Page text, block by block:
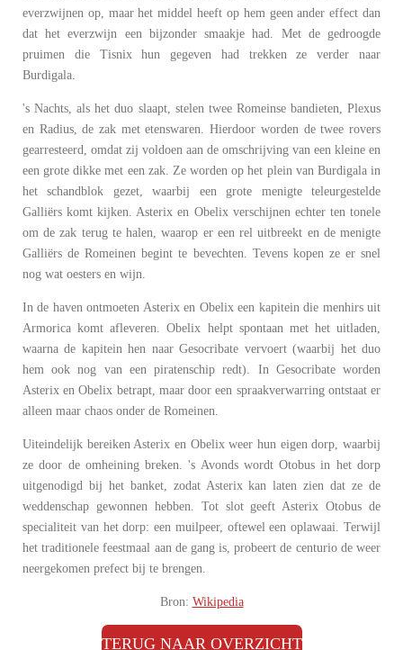
everzwijnen op, maar het middel heeft op hem geen ander effect dan
dat het everzwijn een bijzonder smaakje had. Met de gedroogde
pruimen die Tisnix hun gegeven had trekken ze verder naar
Burdigala.
's Nachts, als het duo slaapt, stelen twee Romeinse bandieten, Plexus
en Radius, de zak met etenswaren. Hierdoor worden de twee rovers
gearresteerd, omdat zij voldoen aan de omschrijving van een kleine en
een grote dikke met een zak. Ze worden op het plein van Burdigala in
het schandblok gezet, waarbij een grote menigte teleurgestelde
Galliërs komt kijken. Asterix en Obelix verschijnen echter ten tonele
om de zak terug te halen, waarop er een rel uitbreekt en de menigte
Galliërs de Romeinen begint te bevechten. Tevens kopen ze er snel
nog wat oesters en wijn.
In de haven ontmoeten Asterix en Obelix een kapitein die menhirs uit
Armorica komt afleveren. Obelix helpt spontaan met het uitladen,
waarna de kapitein hen naar Gesocribate vervoert (waarbij het duo
hem ook nog van een piratenschip redt). In Gesocribate worden
Asterix en Obelix betrapt, maar door een spraakverwarring ontstaat er
alleen maar chaos onder de Romeinen.
Uiteindelijk bereiken Asterix en Obelix weer hun eigen dorp, waarbij
ze door de omheining breken. 's Avonds wordt Otobus in het dorp
uitgenodigd bij het banket, zodat Asterix kan laten zien dat ze de
weddenschap gewonnen hebben. Tot slot geeft Asterix Otobus de
specialiteit van het dorp: een muilpeer, oftewel een oplawaai. Terwijl
het traditionele feestmaal aan de gang is, probeert de centurio de weer
neergekomen prefect bij te brengen.
Bron: Wikipedia
TERUG NAAR OVERZICHT